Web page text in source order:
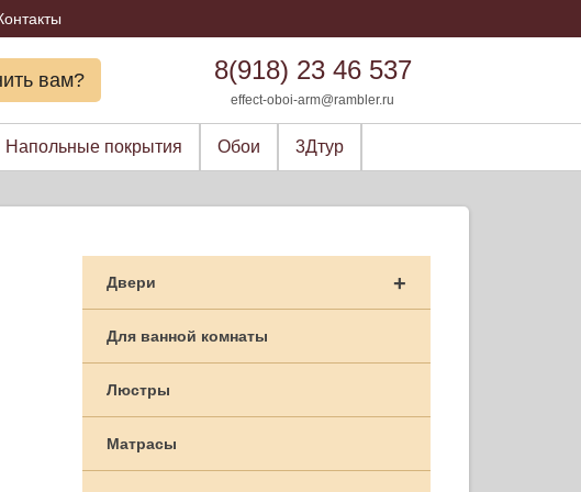
вам? 8(918) 23 46 537
effect-oboi-arm@rambler.ru
Напольные покрытия Обои 3Дтур
+
Двери
Для ванной комнаты
Люстры
Матрасы